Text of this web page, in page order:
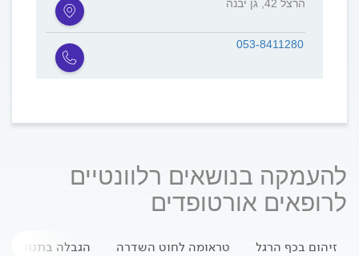
הרצל 42, גן יבנה
053-8411280
להעמקה בנושאים רלוונטיים
לרופאים אורטופדים
זיהום בכף הרגל טראומה לחוט השדרה הגבלה בתנועת